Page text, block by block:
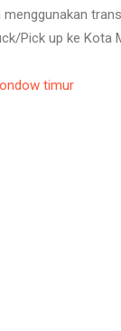
Pick up ke Kota